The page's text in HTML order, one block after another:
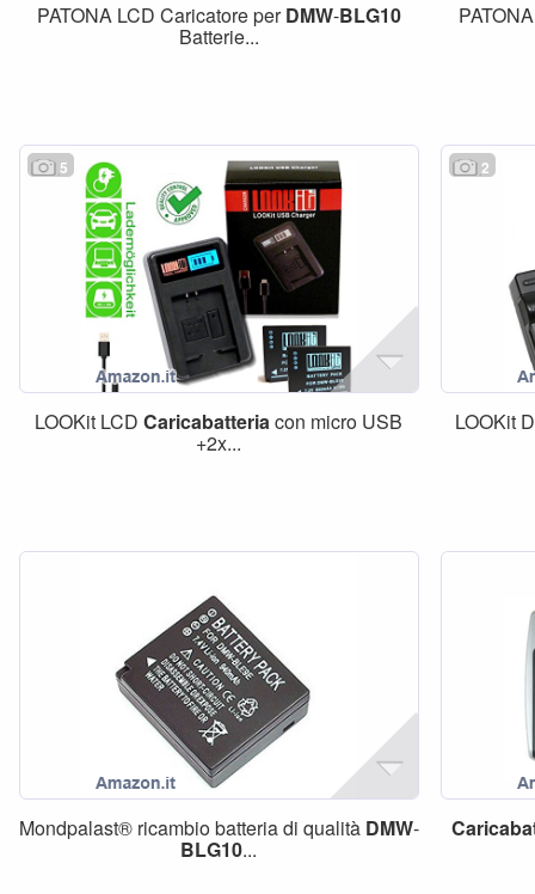
PATONA LCD Caricatore perDMW-BLG10
Batterie...
5
LOOKit LCDCaricabatteriacon micro USB
+2x...
2
LOOKit
Mondpalast® ricambio batteria di qualità DMW-
BLG10...